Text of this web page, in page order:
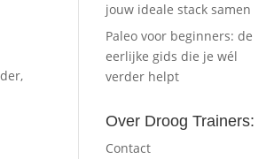
jouw ideale stack samen
Paleo voor beginners: de
eerlijke gids die je wél
verder helpt
Over Droog Trainers:
Contact